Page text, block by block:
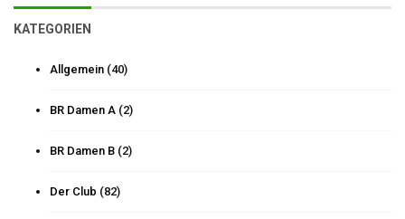
KATEGORIEN
Allgemein (40)
BR Damen A (2)
BR Damen B (2)
Der Club (82)